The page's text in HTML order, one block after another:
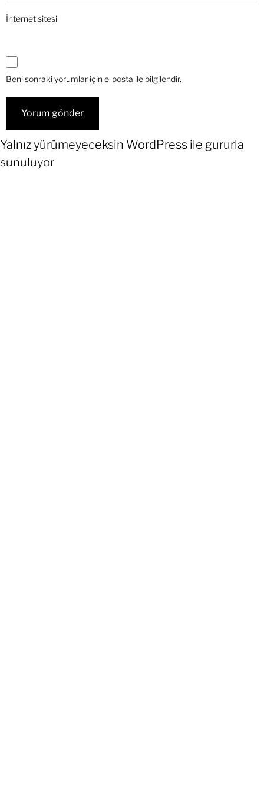
İnternet sitesi
Beni sonraki yorumlar için e-posta ile bilgilendir.
Yalnız yürümeyeceksin WordPress ile gururla
sunuluyor